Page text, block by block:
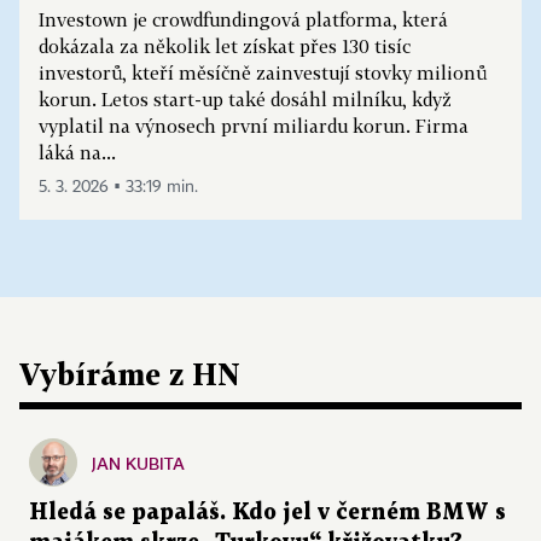
Investown je crowdfundingová platforma, která
dokázala za několik let získat přes 130 tisíc
investorů, kteří měsíčně zainvestují stovky milionů
korun. Letos start-up také dosáhl milníku, když
vyplatil na výnosech první miliardu korun. Firma
láká na...
5. 3. 2026 ▪ 33:19 min.
Vybíráme z HN
JAN KUBITA
Hledá se papaláš. Kdo jel v černém BMW s